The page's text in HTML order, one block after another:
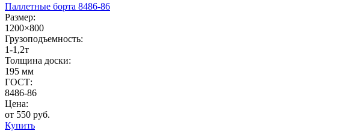
Паллетные борта 8486-86
Размер:
1200×800
Грузоподъемность:
1-1,2т
Толщина доски:
195 мм
ГОСТ:
8486-86
Цена:
от 550 руб.
Купить